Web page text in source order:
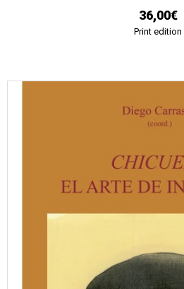
36,00€
Print edition